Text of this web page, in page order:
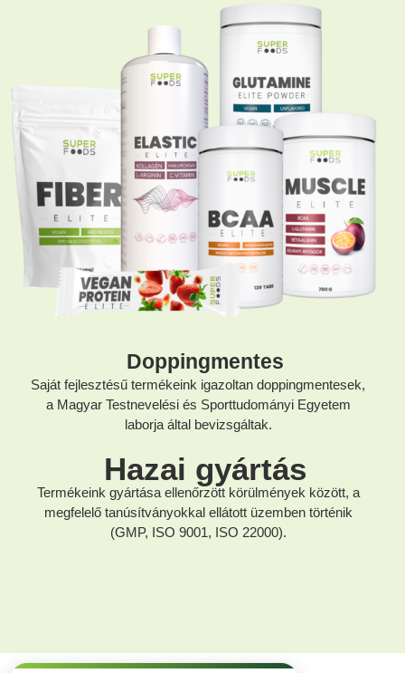
Doppingmentes
Saját fejlesztésű termékeink igazoltan doppingmentesek,
a Magyar Testnevelési és Sporttudományi Egyetem
laborja által bevizsgáltak.
Hazai gyártás
Termékeink gyártása ellenőrzött körülmények között, a
megfelelő tanúsítványokkal ellátott üzemben történik
(GMP, ISO 9001, ISO 22000).